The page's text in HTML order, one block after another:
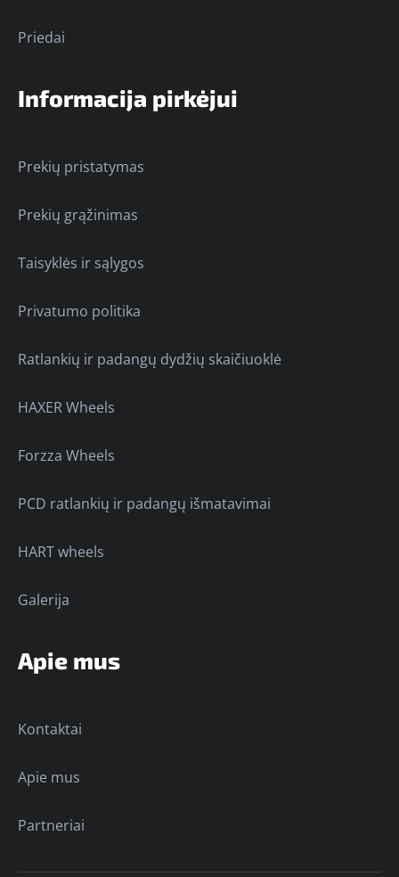
Priedai
Informacija pirkėjui
Prekių pristatymas
Prekių grąžinimas
Taisyklės ir sąlygos
Privatumo politika
Ratlankių ir padangų dydžių skaičiuoklė
HAXER Wheels
Forzza Wheels
PCD ratlankių ir padangų išmatavimai
HART wheels
Galerija
Apie mus
Kontaktai
Apie mus
Partneriai